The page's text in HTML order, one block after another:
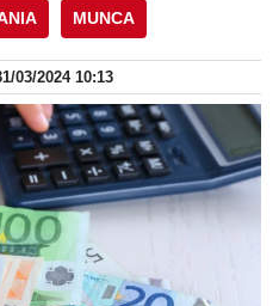
MUNCA
03/2024 10:13